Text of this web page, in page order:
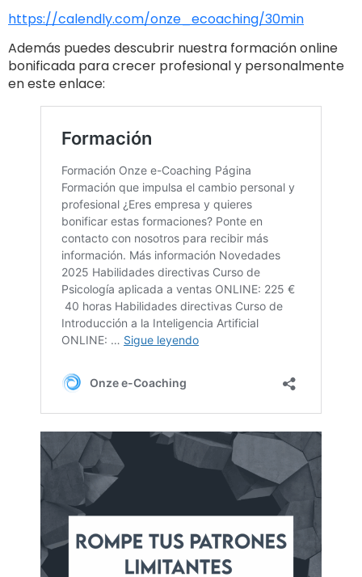
https://calendly.com/onze_ecoaching/30min
Además puedes descubrir nuestra formación online
bonificada para crecer profesional y personalmente
en este enlace: